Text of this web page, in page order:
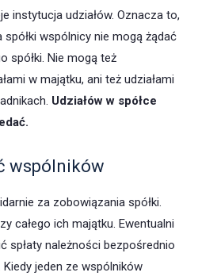
instytucja udziałów. Oznacza to,
wspólnicy nie mogą żądać
spółki. Nie mogą też
w majątku, ani też udziałami
Udziałów w spółce
wspólników
za zobowiązania spółki.
całego ich majątku. Ewentualni
spłaty należności bezpośrednio
jeden ze wspólników